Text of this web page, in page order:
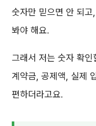
숫자만 믿으면 안 되
봐야 해요.
그래서 저는 숫자 확
계약금, 공제액, 실제
편하더라고요.